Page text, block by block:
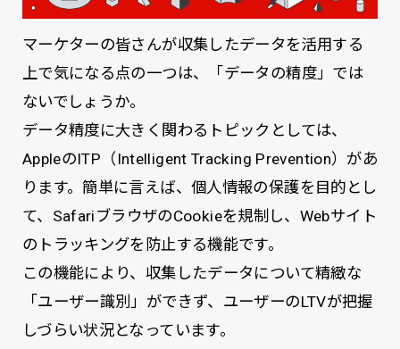
マーケターの皆さんが収集したデータを活用する
上で気になる点の一つは、「データの精度」では
ないでしょうか。
データ精度に大きく関わるトピックとしては、
AppleのITP（Intelligent Tracking Prevention）があ
ります。簡単に言えば、個人情報の保護を目的とし
て、SafariブラウザのCookieを規制し、Webサイト
のトラッキングを防止する機能です。
この機能により、収集したデータについて精緻な
「ユーザー識別」ができず、ユーザーのLTVが把握
しづらい状況となっています。